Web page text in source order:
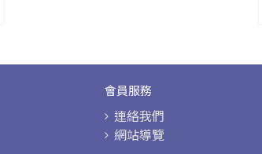
會員服務
連絡我們
網站導覽